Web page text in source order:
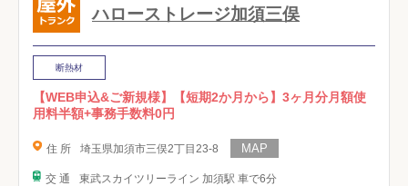
ハローストレージ加須三俣
断熱材
【WEB申込&ご新規様】【短期2か月から】3ヶ月分月額使
用料半額+事務手数料0円
住 所 埼玉県加須市三俣2丁目23-8
交 通 東武スカイツリーライン 加須駅 車で6分